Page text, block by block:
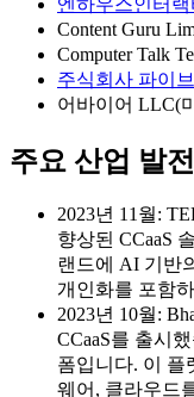
Content Guru
Computer Talk
주식회사 파이
어바이어 LLC(
주요 산업 발
2023년 11월:
향상된 CCaaS
랜드에 AI 기반
개인화를 포함
2023년 10월:
CCaaS를 출시
폼입니다. 이 플
웨어, 클라우드